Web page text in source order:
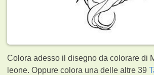
Colora adesso il disegno da colorare di
leone. Oppure colora una delle altre 39